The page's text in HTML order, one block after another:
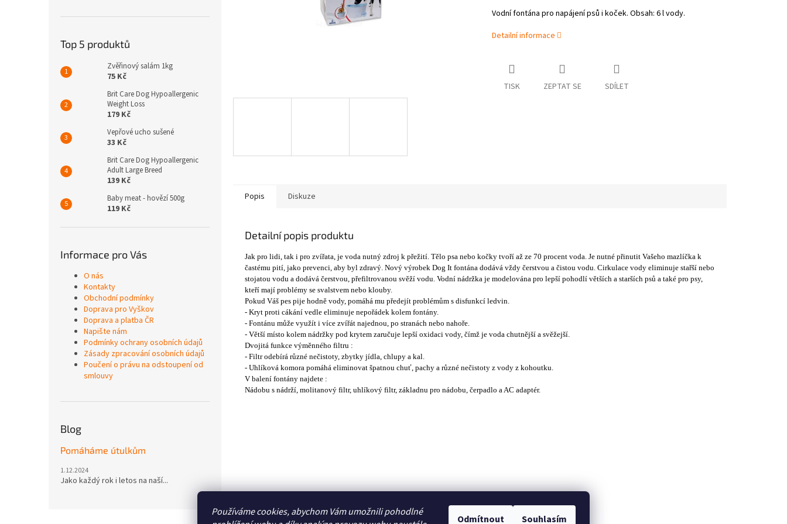
Používáme cookies, abychom Vám umožnili pohodlné
Odmítnout Souhlasím
Top 5 produktů
Zvěřinový salám 1kg
75 Kč
Brit Care Dog Hypoallergenic
Weight Loss
179 Kč
Vepřové ucho sušené
33 Kč
Brit Care Dog Hypoallergenic
Adult Large Breed
139 Kč
Baby meat - hovězí 500g
119 Kč
Informace pro Vás
O nás
Kontakty
Obchodní podmínky
Doprava pro Vyškov
Doprava a platba ČR
Napište nám
Podmínky ochrany osobních údajů
Zásady zpracování osobních údajů
Poučení o právu na odstoupení od
smlouvy
Blog
Pomáháme útulkům
1.12.2024
Jako každý rok i letos na naší...
Vodní fontána pro napájení psů i koček. Obsah: 6 l vody.
Detailní informace
TISK ZEPTAT SE SDÍLET
Popis Diskuze
Detailní popis produktu
Jak pro lidi, tak i pro zvířata, je voda nutný zdroj k přežití. Tělo psa nebo kočky tvoří až ze 70 procent voda. Je nutné přinutit Vašeho mazlíčka k
častému pití, jako prevenci, aby byl zdravý. Nový výrobek Dog It fontána dodává vždy čerstvou a čistou vodu. Cirkulace vody eliminuje stařší nebo
stojatou vodu a dodává čerstvou, přefiltrovanou svěží vodu. Vodní nádržka je modelována pro lepší pohodlí větších a starších psů a také pro psy,
kteří mají problémy se svalstvem nebo klouby.
Pokud Váš pes pije hodně vody, pomáhá mu předejít problémům s disfunkcí ledvin.
- Kryt proti cákání vedle eliminuje nepořádek kolem fontány.
- Fontánu může využít i více zvířát najednou, po stranách nebo nahoře.
- Větší místo kolem nádržky pod krytem zaručuje lepší oxidaci vody, čímž je voda chutnější a svěžejší.
Dvojitá funkce výměnného filtru :
- Filtr odebírá různé nečistoty, zbytky jídla, chlupy a kal.
- Uhlíková komora pomáhá eliminovat špatnou chuť, pachy a různé nečistoty z vody z kohoutku.
V balení fontány najdete :
Nádobu s nádrží, molitanový filtr, uhlíkový filtr, základnu pro nádobu, čerpadlo a AC adaptér.